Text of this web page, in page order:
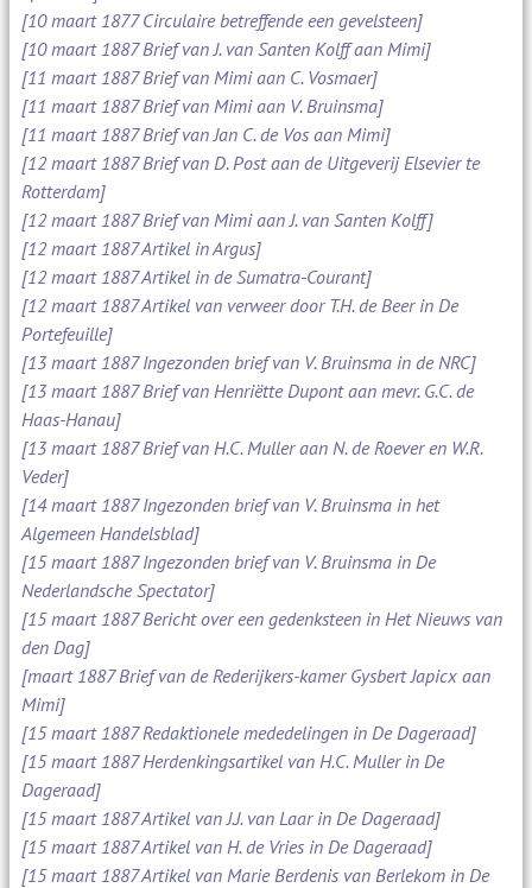
[10 maart 1877 Circulaire betreffende een gevelsteen]
[10 maart 1887 Brief van J. van Santen Kolff aan Mimi]
[11 maart 1887 Brief van Mimi aan C. Vosmaer]
[11 maart 1887 Brief van Mimi aan V. Bruinsma]
[11 maart 1887 Brief van Jan C. de Vos aan Mimi]
[12 maart 1887 Brief van D. Post aan de Uitgeverij Elsevier te
Rotterdam]
[12 maart 1887 Brief van Mimi aan J. van Santen Kolff]
[12 maart 1887 Artikel in Argus]
[12 maart 1887 Artikel in de Sumatra-Courant]
[12 maart 1887 Artikel van verweer door T.H. de Beer in De
Portefeuille]
[13 maart 1887 Ingezonden brief van V. Bruinsma in de NRC]
[13 maart 1887 Brief van Henriëtte Dupont aan mevr. G.C. de
Haas-Hanau]
[13 maart 1887 Brief van H.C. Muller aan N. de Roever en W.R.
Veder]
[14 maart 1887 Ingezonden brief van V. Bruinsma in het
Algemeen Handelsblad]
[15 maart 1887 Ingezonden brief van V. Bruinsma in De
Nederlandsche Spectator]
[15 maart 1887 Bericht over een gedenksteen in Het Nieuws van
den Dag]
[maart 1887 Brief van de Rederijkers-kamer Gysbert Japicx aan
Mimi]
[15 maart 1887 Redaktionele mededelingen in De Dageraad]
[15 maart 1887 Herdenkingsartikel van H.C. Muller in De
Dageraad]
[15 maart 1887 Artikel van J.J. van Laar in De Dageraad]
[15 maart 1887 Artikel van H. de Vries in De Dageraad]
[15 maart 1887 Artikel van Marie Berdenis van Berlekom in De